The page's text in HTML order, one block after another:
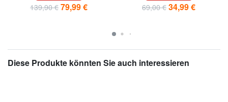
139,90 € 79,99 € 69,00 € 34,99 €
Diese Produkte könnten Sie auch interessieren